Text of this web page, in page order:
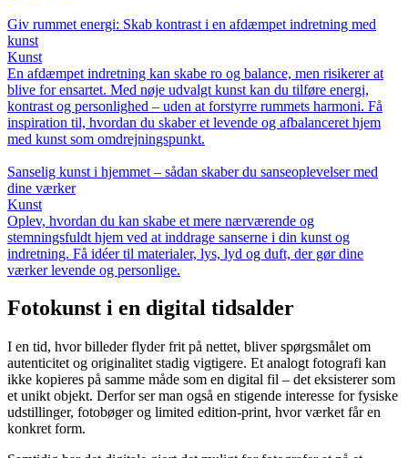
Giv rummet energi: Skab kontrast i en afdæmpet indretning med
kunst
Kunst
En afdæmpet indretning kan skabe ro og balance, men risikerer at
blive for ensartet. Med nøje udvalgt kunst kan du tilføre energi,
kontrast og personlighed – uden at forstyrre rummets harmoni. Få
inspiration til, hvordan du skaber et levende og afbalanceret hjem
med kunst som omdrejningspunkt.
Sanselig kunst i hjemmet – sådan skaber du sanseoplevelser med
dine værker
Kunst
Oplev, hvordan du kan skabe et mere nærværende og
stemningsfuldt hjem ved at inddrage sanserne i din kunst og
indretning. Få idéer til materialer, lys, lyd og duft, der gør dine
værker levende og personlige.
Fotokunst i en digital tidsalder
I en tid, hvor billeder flyder frit på nettet, bliver spørgsmålet om
autenticitet og originalitet stadig vigtigere. Et analogt fotografi kan
ikke kopieres på samme måde som en digital fil – det eksisterer som
et unikt objekt. Derfor ser man også en stigende interesse for fysiske
udstillinger, fotobøger og limited edition-print, hvor værket får en
konkret form.